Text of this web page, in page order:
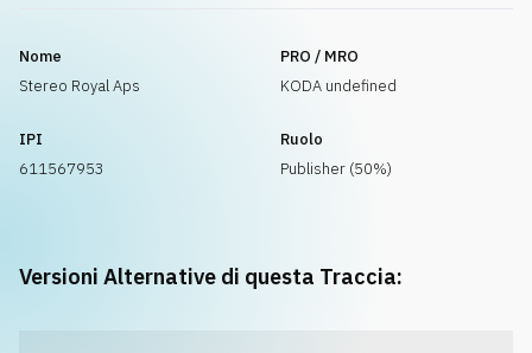
Nome
Stereo Royal Aps
PRO / MRO
KODA undefined
IPI
611567953
Ruolo
Publisher (50%)
Versioni Alternative di questa Traccia: